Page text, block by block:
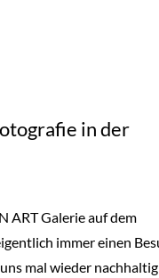
in der
ART Galerie auf dem
immer einen
mal wieder nachhaltig